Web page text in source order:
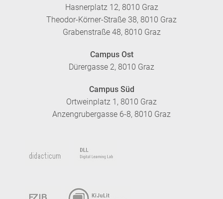
Hasnerplatz 12, 8010 Graz
Theodor-Körner-Straße 38, 8010 Graz
Grabenstraße 48, 8010 Graz
Campus Ost
Dürergasse 2, 8010 Graz
Campus Süd
Ortweinplatz 1, 8010 Graz
Anzengrubergasse 6-8, 8010 Graz